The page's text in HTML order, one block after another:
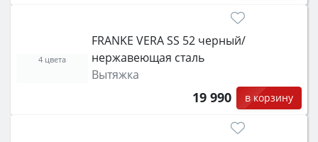
FRANKE VERA SS 52 черный/
нержавеющая сталь
Вытяжка
19 990 в корзину
4 цвета